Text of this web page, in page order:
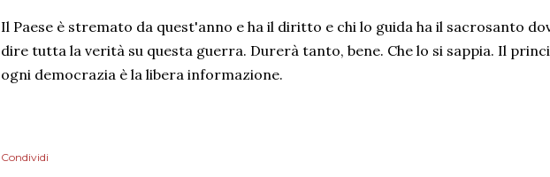
Il Paese è stremato da quest'anno e ha il diritto e chi lo guida ha il sacrosanto
dire tutta la verità su questa guerra. Durerà tanto, bene. Che lo si sappia. Il
ogni democrazia è la libera informazione.
Condividi